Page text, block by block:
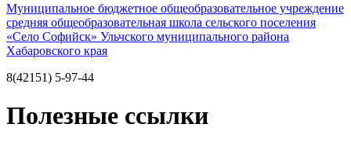
Муниципальное бюджетное общеобразовательное учреждение
средняя общеобразовательная школа сельского поселения
«Село Софийск» Ульчского муниципального района
Хабаровского края
8(42151) 5-97-44
Полезные ссылки